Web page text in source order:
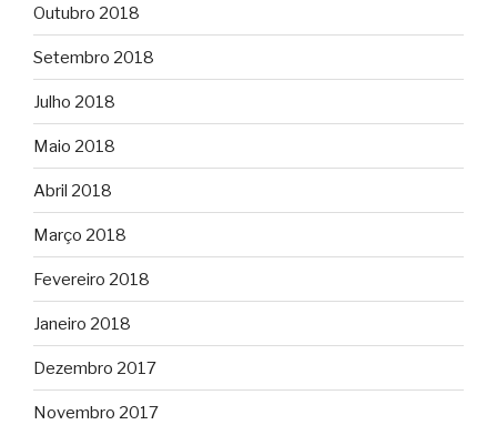
Outubro 2018
Setembro 2018
Julho 2018
Maio 2018
Abril 2018
Março 2018
Fevereiro 2018
Janeiro 2018
Dezembro 2017
Novembro 2017